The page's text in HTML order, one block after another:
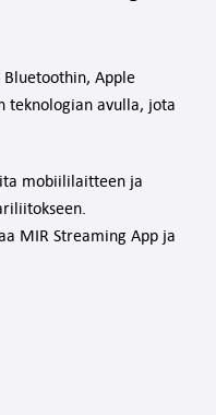
Apple
teknologian avulla, jota
mobiililaitteen ja
MIR Streaming App ja